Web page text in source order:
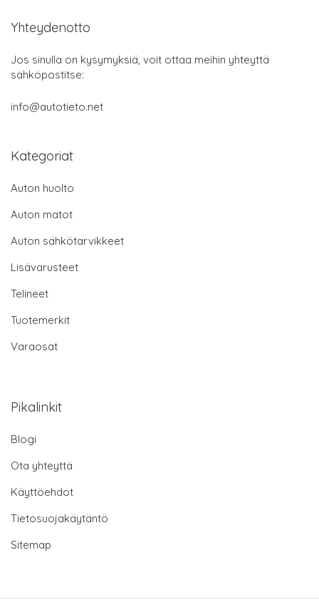
Yhteydenotto
Jos sinulla on kysymyksiä, voit ottaa meihin yhteyttä
sähköpostitse:
info@autotieto.net
Kategoriat
Auton huolto
Auton matot
Auton sähkötarvikkeet
Lisävarusteet
Telineet
Tuotemerkit
Varaosat
Pikalinkit
Blogi
Ota yhteyttä
Käyttöehdot
Tietosuojakäytäntö
Sitemap